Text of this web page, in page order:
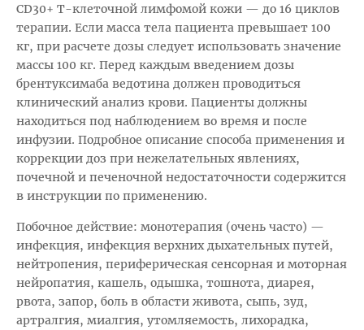
CD30+ Т-клеточной лимфомой кожи — до 16 циклов
терапии. Если масса тела пациента превышает 100
кг, при расчете дозы следует использовать значение
массы 100 кг. Перед каждым введением дозы
брентуксимаба ведотина должен проводиться
клинический анализ крови. Пациенты должны
находиться под наблюдением во время и после
инфузии. Подробное описание способа применения и
коррекции доз при нежелательных явлениях,
почечной и печеночной недостаточности содержится
в инструкции по применению.
Побочное действие: монотерапия (очень часто) —
инфекция, инфекция верхних дыхательных путей,
нейтропения, периферическая сенсорная и моторная
нейропатия, кашель, одышка, тошнота, диарея,
рвота, запор, боль в области живота, сыпь, зуд,
артралгия, миалгия, утомляемость, лихорадка,